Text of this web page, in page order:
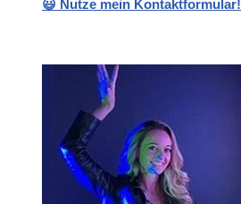
😃 Nutze mein Kontaktformular!